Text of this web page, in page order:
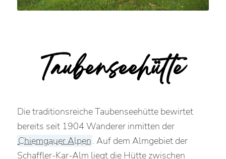
Taubenseehütte
Die traditionsreiche Taubenseehütte bewirtet
bereits seit 1904 Wanderer inmitten der
Chiemgauer Alpen. Auf dem Almgebiet der
Schaffler-Kar-Alm liegt die Hütte zwischen